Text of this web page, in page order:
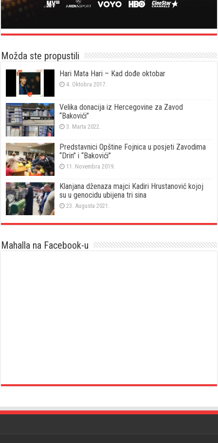
Možda ste propustili
Hari Mata Hari – Kad dođe oktobar
4. Oktobra 2017.
Velika donacija iz Hercegovine za Zavod
“Bakovići”
3. Marta 2022.
Predstavnici Opštine Fojnica u posjeti Zavodima
“Drin” i “Bakovići”
11. Novembra 2019.
Klanjana dženaza majci Kadiri Hrustanović kojoj
su u genocidu ubijena tri sina
23. Augusta 2021.
Mahalla na Facebook-u